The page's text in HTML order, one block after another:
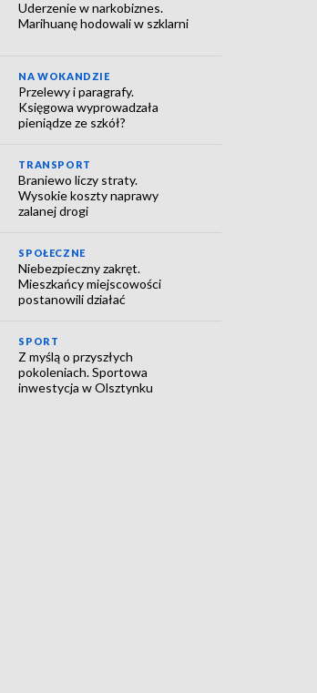
Uderzenie w narkobiznes.
Marihuanę hodowali w szklarni
NA WOKANDZIE
Przelewy i paragrafy.
Księgowa wyprowadzała
pieniądze ze szkół?
TRANSPORT
Braniewo liczy straty.
Wysokie koszty naprawy
zalanej drogi
SPOŁECZNE
Niebezpieczny zakręt.
Mieszkańcy miejscowości
postanowili działać
SPORT
Z myślą o przyszłych
pokoleniach. Sportowa
inwestycja w Olsztynku